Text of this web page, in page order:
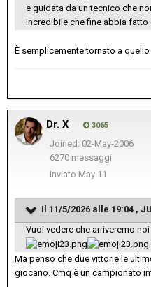
e guidata da un tecnico che
Incredibile che fine abbia
È semplicemente tornato a
Dr. X 3065
Joined: 02-May-2006
6270 messaggi
Inviato May 11
Il 11/5/2026 alle 19:04 ,
Vuoi vedere che arriveremo
Ma penso che due vittorie le
giocano. Cmq è un campionato